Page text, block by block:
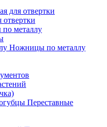
для отвертки
отвертки
металлу
Ножницы по металлу
Переставные